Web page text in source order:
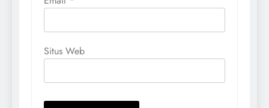
Situs Web